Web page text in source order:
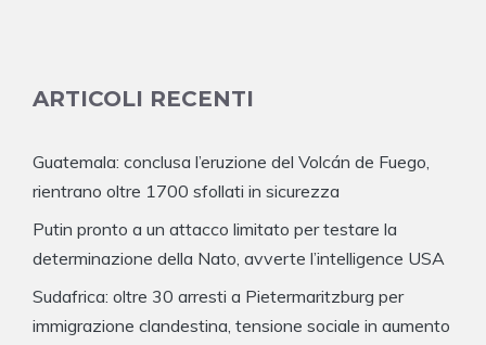
ARTICOLI RECENTI
Guatemala: conclusa l’eruzione del Volcán de Fuego,
rientrano oltre 1700 sfollati in sicurezza
Putin pronto a un attacco limitato per testare la
determinazione della Nato, avverte l’intelligence USA
Sudafrica: oltre 30 arresti a Pietermaritzburg per
immigrazione clandestina, tensione sociale in aumento